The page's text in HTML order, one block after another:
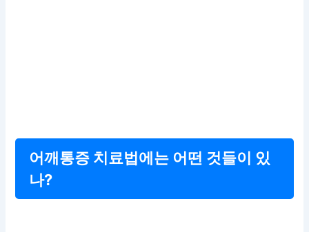
어깨통증 치료법에는 어떤 것들이 있
나?